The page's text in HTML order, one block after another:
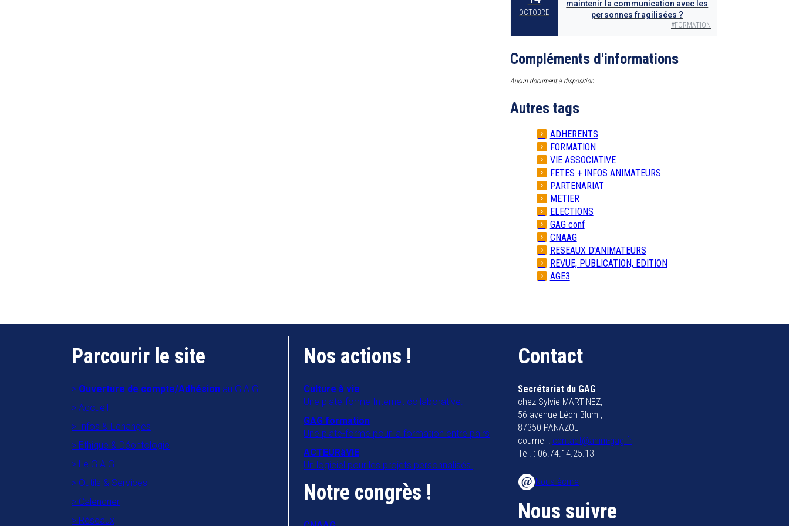
OCTOBRE
maintenir la communication avec les
personnes fragilisées ?
#FORMATION
Compléments d'informations
Aucun document à disposition
Autres tags
ADHERENTS
FORMATION
VIE ASSOCIATIVE
FETES + INFOS ANIMATEURS
PARTENARIAT
METIER
ELECTIONS
GAG conf
CNAAG
RESEAUX D'ANIMATEURS
REVUE, PUBLICATION, EDITION
AGE3
Parcourir le site
Ouverture de compte/Adhésion au G.A.G.
Accueil
Infos & Echanges
Ethique & Déontologie
Le G.A.G.
Outils & Services
Calendrier
Réseaux
Nos actions !
Culture à vie
Une plate-forme Internet collaborative.
GAG formation
Une plate-forme pour la formation entre pairs
ACTEURàVIE
Un logiciel pour les projets personnalisés.
Notre congrès !
Contact
Secrétariat du GAG
chez Sylvie MARTINEZ,
56 avenue Léon Blum ,
87350 PANAZOL
courriel : contact@anim-gag.fr
Tel. : 06.74.14.25.13
Nous écrire
Nous suivre